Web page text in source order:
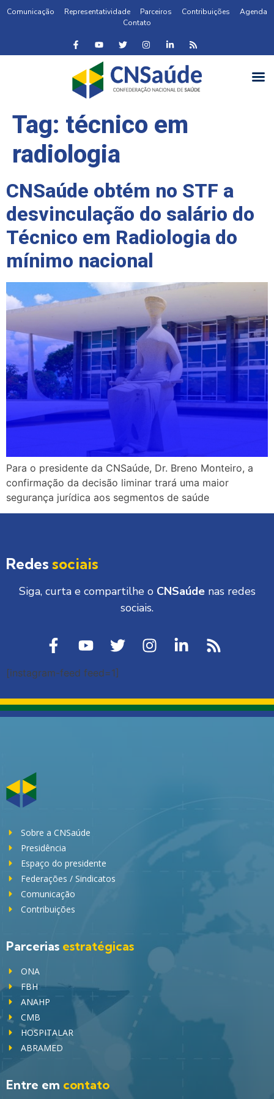
Comunicação Representatividade Parceiros Contribuições
Agenda
Contato
Tag: técnico em
radiologia
CNSaúde obtém no STF a
desvinculação do salário do
Técnico em Radiologia do
mínimo nacional
Para o presidente da CNSaúde, Dr. Breno Monteiro, a
confirmação da decisão liminar trará uma maior
segurança jurídica aos segmentos de saúde
Redes sociais
Siga, curta e compartilhe o CNSaúdenas redes
sociais.
[instagram-feed feed=1]
Sobre a CNSaúde
Presidência
Espaço do presidente
Federações / Sindicatos
Comunicação
Contribuições
Parcerias estratégicas
ONA
FBH
ANAHP
CMB
HOSPITALAR
ABRAMED
Entre em contato